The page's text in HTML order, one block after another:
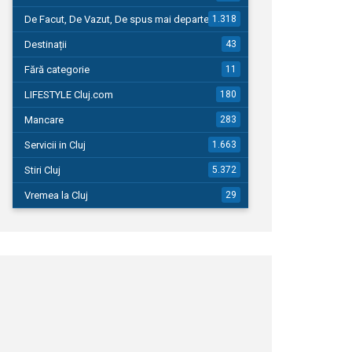
De Facut, De Vazut, De spus mai departe…1.318
Destinații 43
Fără categorie 11
LIFESTYLE Cluj.com 180
Mancare 283
Servicii in Cluj 1.663
Stiri Cluj 5.372
Vremea la Cluj 29